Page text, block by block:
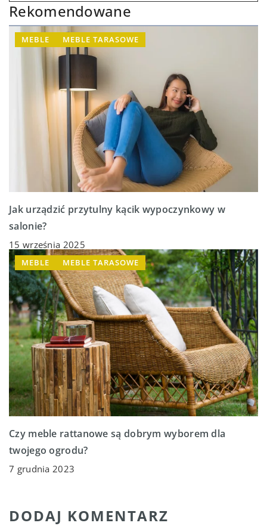
Rekomendowane
MEBLE MEBLE TARASOWE
Jak urządzić przytulny kącik wypoczynkowy w
salonie?
15 września 2025
MEBLE MEBLE TARASOWE
Czy meble rattanowe są dobrym wyborem dla
twojego ogrodu?
7 grudnia 2023
DODAJ KOMENTARZ